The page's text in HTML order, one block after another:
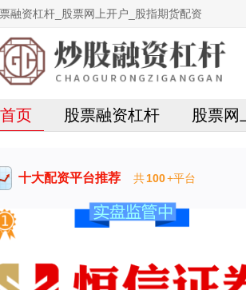
融资杠杆_股票网上开户_股指期货配资
首页 股票融资杠杆 股票网
十大配资平台推荐 共100+平台